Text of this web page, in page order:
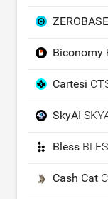
ZEROBASE
Biconomy
Cartesi
SkyAI
Bless
Cash Cat